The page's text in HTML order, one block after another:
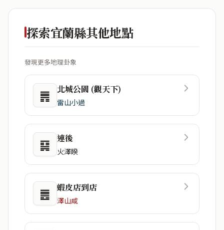
探索宜蘭縣其他地點
發現更多地理卦象
䷠ 北城公園 (觀天下)
雷山小過
䷑ 連後
火澤睽
䷌ 蝦皮店到店
澤山咸